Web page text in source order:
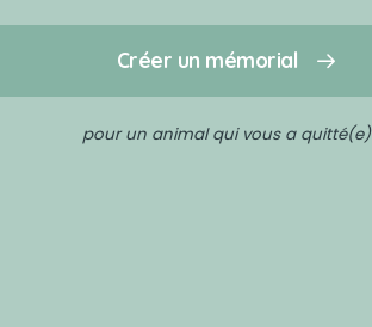
Créer un mémorial
pour un animal qui vous a quitté(e)